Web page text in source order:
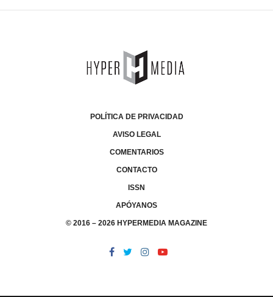
POLÍTICA DE PRIVACIDAD
AVISO LEGAL
COMENTARIOS
CONTACTO
ISSN
APÓYANOS
© 2016 – 2026 HYPERMEDIA MAGAZINE